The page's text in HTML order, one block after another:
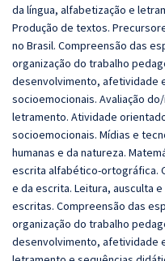
da língua, alfabetização e
Produção de textos.
no Brasil. Compreensão das
organização do trabalho
desenvolvimento, afetividade
socioemocionais. Avaliação
letramento. Atividade
socioemocionais. Mídias e
humanas e da natureza.
escrita alfabético-ortográfica.
e da escrita. Leitura, ausculta
escritas. Compreensão das
organização do trabalho
desenvolvimento, afetividade